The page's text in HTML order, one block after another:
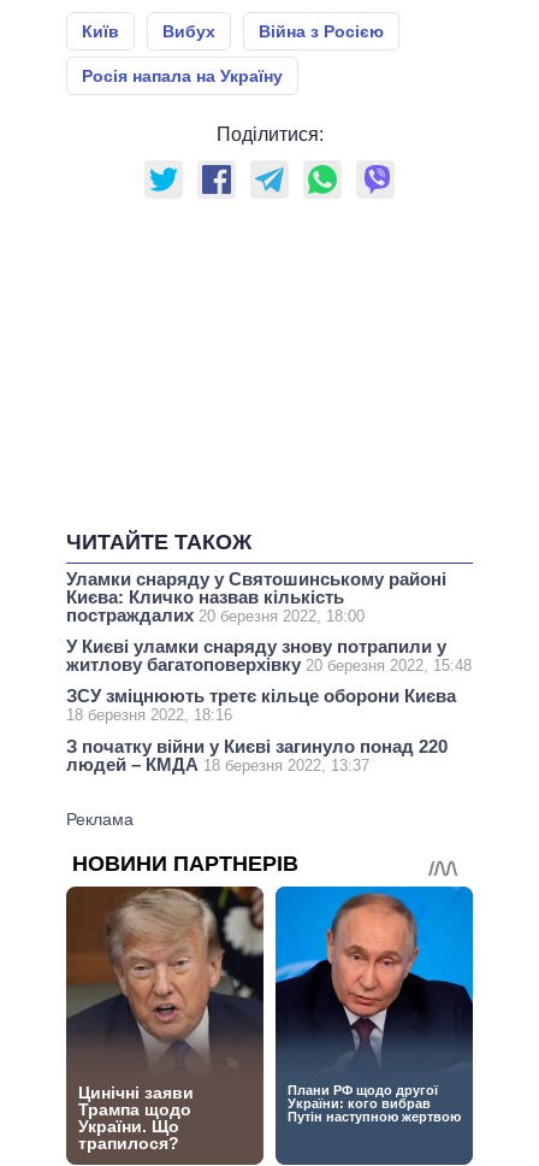
Київ Вибух Війна з Росією
Росія напала на Україну
Поділитися:
ЧИТАЙТЕ ТАКОЖ
Уламки снаряду у Святошинському районі
Києва: Кличко назвав кількість
постраждалих 20 березня 2022, 18:00
У Києві уламки снаряду знову потрапили у
житлову багатоповерхівку 20 березня 2022, 15:48
ЗСУ зміцнюють третє кільце оборони Києва
18 березня 2022, 18:16
З початку війни у Києві загинуло понад 220
людей – КМДА 18 березня 2022, 13:37